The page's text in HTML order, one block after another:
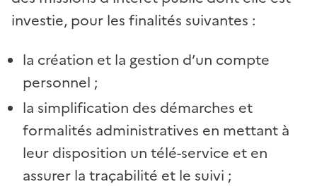
investie, pour les finalités suivantes :
la création et la gestion d’un compte
personnel ;
la simplification des démarches et
formalités administratives en mettant à
leur disposition un télé-service et en
assurer la traçabilité et le suivi ;